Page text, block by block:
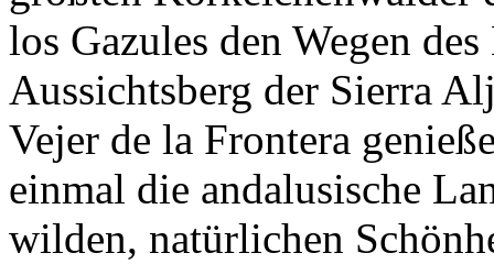
los Gazules den Wegen
Aussichtsberg der Sierra
Vejer de la Frontera
einmal die andalusische
wilden, natürlichen